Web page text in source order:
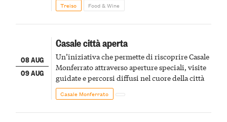
Treiso Food & Wine
08 AUG
09 AUG
Casale città aperta
Un’iniziativa che permette di riscoprire Casale
Monferrato attraverso aperture speciali, visite
guidate e percorsi diffusi nel cuore della città
Casale Monferrato